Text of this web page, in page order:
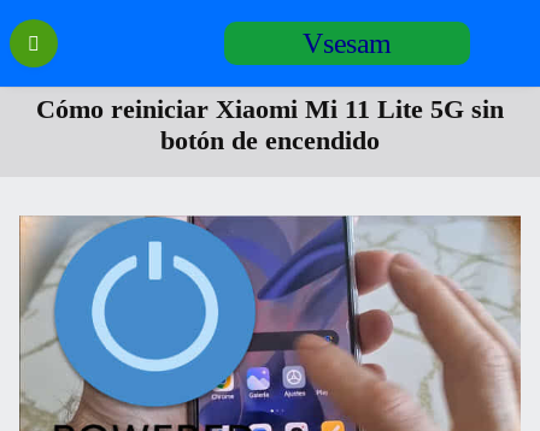
Перейти
содержанию
Vsesam
Cómo reiniciar Xiaomi Mi 11 Lite 5G sin
botón de encendido